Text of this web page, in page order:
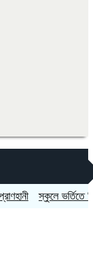
স্কুলে ভর্তিতে দ্বিতীয়-